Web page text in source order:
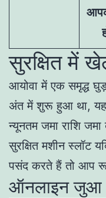
सुरक्षित में
आयोवा में एक समृद्ध
अंत में शुरू हुआ था, यह
न्यूनतम जमा राशि
सुरक्षित मशीन स्लॉट
पसंद करते हैं तो आप
ऑनलाइन जुआ